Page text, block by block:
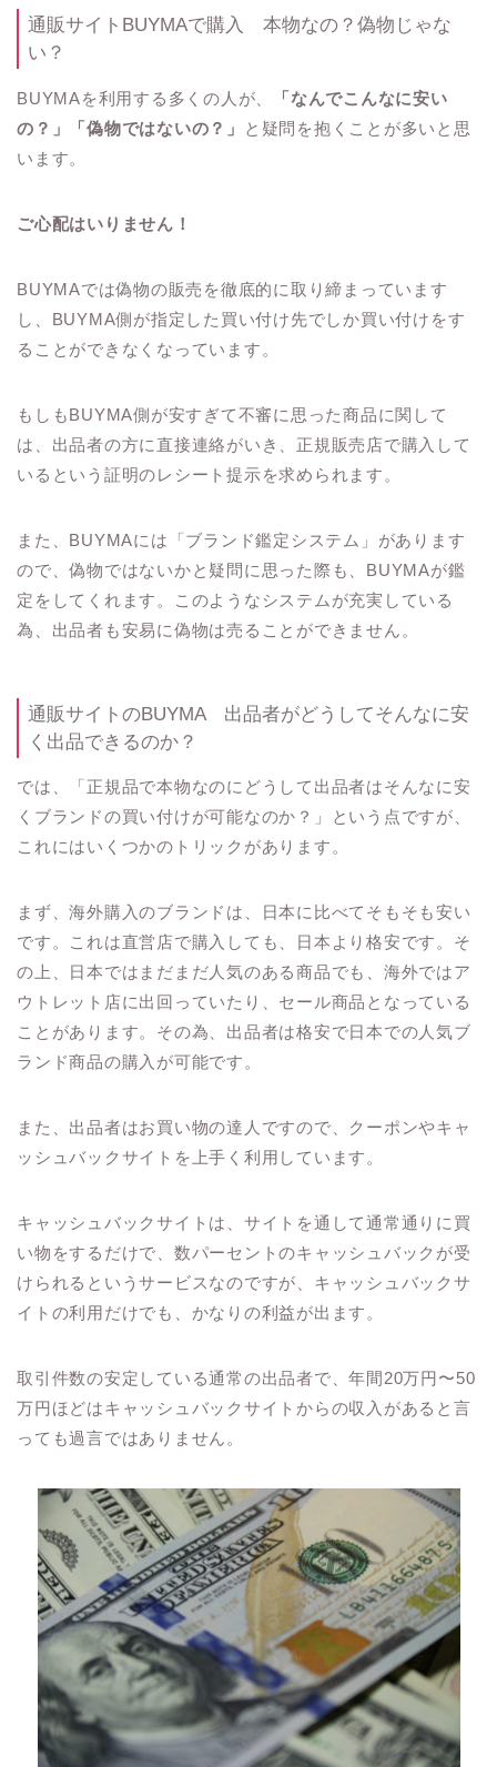
通販サイトBUYMAで購入 本物なの？偽物じゃな
い？
BUYMAを利用する多くの人が、
「なんでこんなに安い
の？」「偽物ではないの？」
と疑問を抱くことが多いと思
います。
ご心配はいりません！
BUYMAでは偽物の販売を徹底的に取り締まっています
し、BUYMA側が指定した買い付け先でしか買い付けをす
ることができなくなっています。
もしもBUYMA側が安すぎて不審に思った商品に関して
は、出品者の方に直接連絡がいき、正規販売店で購入して
いるという証明のレシート提示を求められます。
また、BUYMAには「ブランド鑑定システム」があります
ので、偽物ではないかと疑問に思った際も、BUYMAが鑑
定をしてくれます。このようなシステムが充実している
為、出品者も安易に偽物は売ることができません。
通販サイトのBUYMA 出品者がどうしてそんなに安
く出品できるのか？
では、「正規品で本物なのにどうして出品者はそんなに安
くブランドの買い付けが可能なのか？」という点ですが、
これにはいくつかのトリックがあります。
まず、海外購入のブランドは、日本に比べてそもそも安い
です。これは直営店で購入しても、日本より格安です。そ
の上、日本ではまだまだ人気のある商品でも、海外ではア
ウトレット店に出回っていたり、セール商品となっている
ことがあります。その為、出品者は格安で日本での人気ブ
ランド商品の購入が可能です。
また、出品者はお買い物の達人ですので、クーポンやキャ
ッシュバックサイトを上手く利用しています。
キャッシュバックサイトは、サイトを通して通常通りに買
い物をするだけで、数パーセントのキャッシュバックが受
けられるというサービスなのですが、キャッシュバックサ
イトの利用だけでも、かなりの利益が出ます。
取引件数の安定している通常の出品者で、年間20万円〜50
万円ほどはキャッシュバックサイトからの収入があると言
っても過言ではありません。